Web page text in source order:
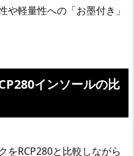
や軽量性への「お墨付き」
インソールの比
をRCP280と比較しながら